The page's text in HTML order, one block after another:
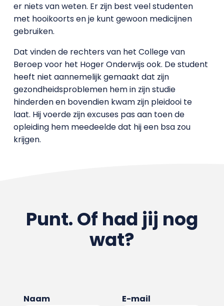
er niets van weten. Er zijn best veel studenten
met hooikoorts en je kunt gewoon medicijnen
gebruiken.
Dat vinden de rechters van het College van
Beroep voor het Hoger Onderwijs ook. De student
heeft niet aannemelijk gemaakt dat zijn
gezondheidsproblemen hem in zijn studie
hinderden en bovendien kwam zijn pleidooi te
laat. Hij voerde zijn excuses pas aan toen de
opleiding hem meedeelde dat hij een bsa zou
krijgen.
Punt. Of had jij nog
wat?
Naam E-mail